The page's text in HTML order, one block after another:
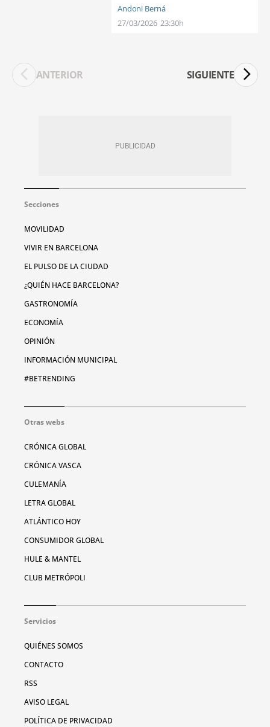
Andoni Berná
27/03/2026 23:30h
ANTERIOR SIGUIENTE
Secciones
MOVILIDAD
VIVIR EN BARCELONA
EL PULSO DE LA CIUDAD
¿QUIÉN HACE BARCELONA?
GASTRONOMÍA
ECONOMÍA
OPINIÓN
INFORMACIÓN MUNICIPAL
#BETRENDING
Otras webs
CRÓNICA GLOBAL
CRÓNICA VASCA
CULEMANÍA
LETRA GLOBAL
ATLÁNTICO HOY
CONSUMIDOR GLOBAL
HULE & MANTEL
CLUB METRÓPOLI
Servicios
QUIÉNES SOMOS
CONTACTO
RSS
AVISO LEGAL
POLÍTICA DE PRIVACIDAD